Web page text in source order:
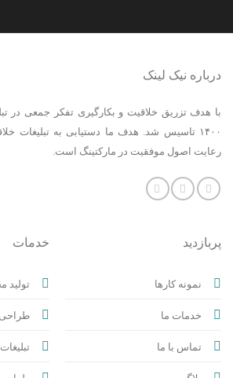
درباره نیک لینک
با هدف تزریق خلاقیت و بکارگیری تفکر جمعی در
۱۴۰۰ تاسیس شد. هدف ما دستیابی به تبلیغات
رعایت اصول موفقیت در مارکتینگ است.
پربازدید
نمونه کارها
خدمات ما
تماس با ما
خدمات
تولید